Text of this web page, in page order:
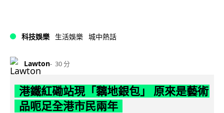
科技娛樂 生活娛樂 城中熱話
Lawton 30 分
港鐵紅磡站現「黐地銀包」 原來是藝術
品呃足全港市民兩年